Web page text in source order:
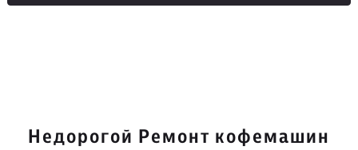
Недорогой Ремонт кофемашин